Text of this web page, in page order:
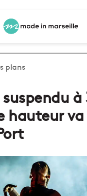
plans
à
hauteur